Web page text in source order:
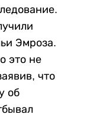
Эмроза.
это не
что
об